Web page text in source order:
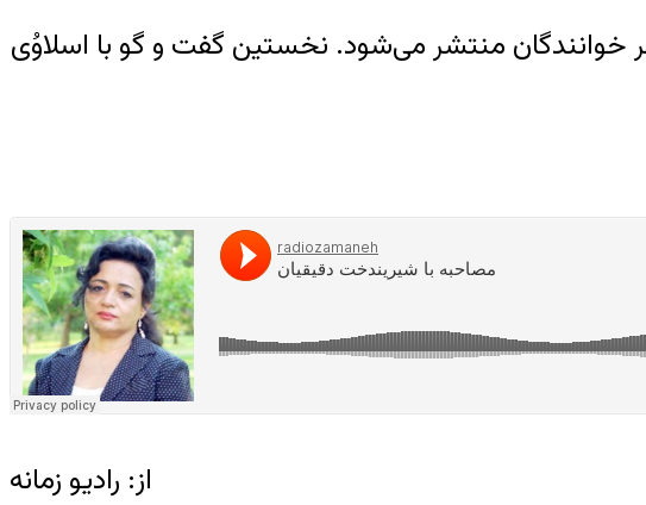
خوانندگان منتشر می‌شود. نخستین گفت و گو با اسلاوُی
از: رادیو زمانه